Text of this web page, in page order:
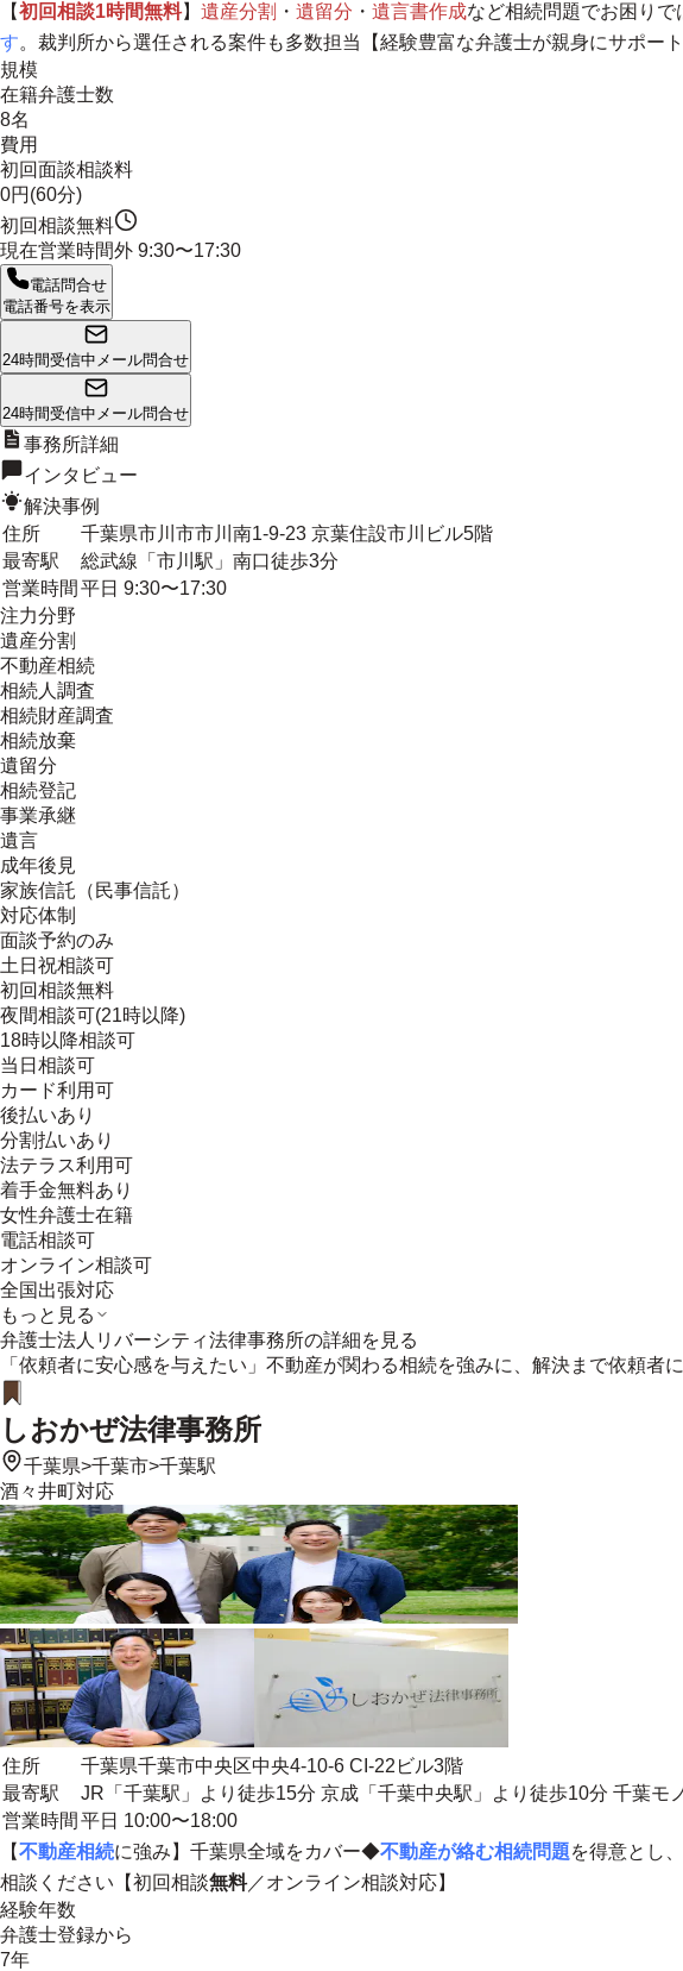
【初回相談1時間無料】 遺産分割 ・ 遺留分 ・ 遺言書作成など相続問題でお困り
す。裁判所から選任される案件も多数担当【経験豊富な弁護士が親身にサポート
規模
在籍弁護士数
8名
費用
初回面談相談料
0円(60分)
初回相談無料
現在営業時間外 9:30〜17:30
電話問合せ
電話番号を表示
24時間受信中 メール問合せ
24時間受信中 メール問合せ
事務所詳細
インタビュー
解決事例
住所
千葉県市川市市川南1-9-23 京葉住設市川ビル5階
最寄駅
総武線「市川駅」南口徒歩3分
営業時間 平日 9:30〜17:30
注力分野
遺産分割
不動産相続
相続人調査
相続財産調査
相続放棄
遺留分
相続登記
事業承継
遺言
成年後見
家族信託（民事信託）
対応体制
面談予約のみ
土日祝相談可
初回相談無料
夜間相談可(21時以降)
18時以降相談可
当日相談可
カード利用可
後払いあり
分割払いあり
法テラス利用可
着手金無料あり
女性弁護士在籍
電話相談可
オンライン相談可
全国出張対応
もっと見る
弁護士法人リバーシティ法律事務所の詳細を見る
「依頼者に安心感を与えたい」不動産が関わる相続を強みに、解決まで依頼者
しおかぜ法律事務所
千葉県>千葉市>千葉駅
酒々井町対応
住所
千葉県千葉市中央区中央4-10-6 CI-22ビル3階
最寄駅
JR「千葉駅」より徒歩15分 京成「千葉中央駅」より徒歩10分 千葉モ
営業時間 平日 10:00〜18:00
【不動産相続に強み】 千葉県全域をカバー◆不動産が絡む相続問題を得意とし
相談ください【初回相談無料／オンライン相談対応】
経験年数
弁護士登録から
7年